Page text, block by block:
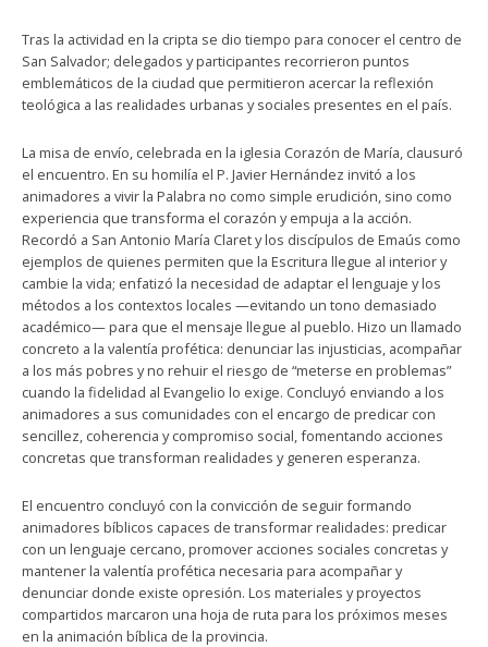
Tras la actividad en la cripta se dio tiempo para conocer el centro de
San Salvador; delegados y participantes recorrieron puntos
emblemáticos de la ciudad que permitieron acercar la reflexión
teológica a las realidades urbanas y sociales presentes en el país.
La misa de envío, celebrada en la iglesia Corazón de María, clausuró
el encuentro. En su homilía el P. Javier Hernández invitó a los
animadores a vivir la Palabra no como simple erudición, sino como
experiencia que transforma el corazón y empuja a la acción.
Recordó a San Antonio María Claret y los discípulos de Emaús como
ejemplos de quienes permiten que la Escritura llegue al interior y
cambie la vida; enfatizó la necesidad de adaptar el lenguaje y los
métodos a los contextos locales —evitando un tono demasiado
académico— para que el mensaje llegue al pueblo. Hizo un llamado
concreto a la valentía profética: denunciar las injusticias, acompañar
a los más pobres y no rehuir el riesgo de “meterse en problemas”
cuando la fidelidad al Evangelio lo exige. Concluyó enviando a los
animadores a sus comunidades con el encargo de predicar con
sencillez, coherencia y compromiso social, fomentando acciones
concretas que transforman realidades y generen esperanza.
El encuentro concluyó con la convicción de seguir formando
animadores bíblicos capaces de transformar realidades: predicar
con un lenguaje cercano, promover acciones sociales concretas y
mantener la valentía profética necesaria para acompañar y
denunciar donde existe opresión. Los materiales y proyectos
compartidos marcaron una hoja de ruta para los próximos meses
en la animación bíblica de la provincia.